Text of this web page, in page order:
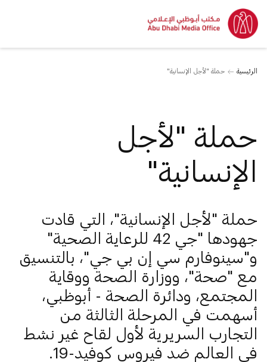
الرئيسية حملة "لأجل الإنسانية"
حملة "لأجل
الإنسانية"
حملة "لأجل الإنسانية"، التي قادت
جهودها "جي 42 للرعاية الصحية"
و"سينوفارم سي إن بي جي"، بالتنسيق
مع "صحة"، ووزارة الصحة ووقاية
المجتمع، ودائرة الصحة - أبوظبي،
أسهمت في المرحلة الثالثة من
التجارب السريرية لأول لقاح غير نشط
في العالم ضد فيروس كوفيد-19.